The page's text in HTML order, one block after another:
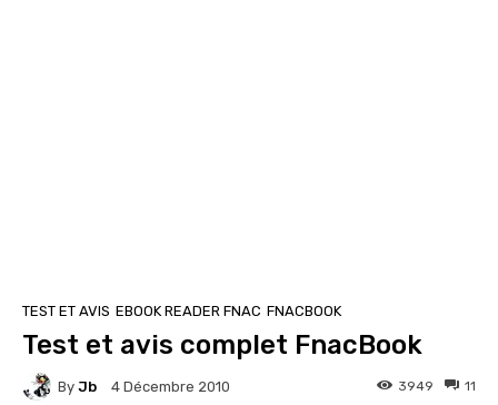
TEST ET AVIS EBOOK READER FNAC FNACBOOK
Test et avis complet FnacBook
By Jb 4 Décembre 2010 11
3949